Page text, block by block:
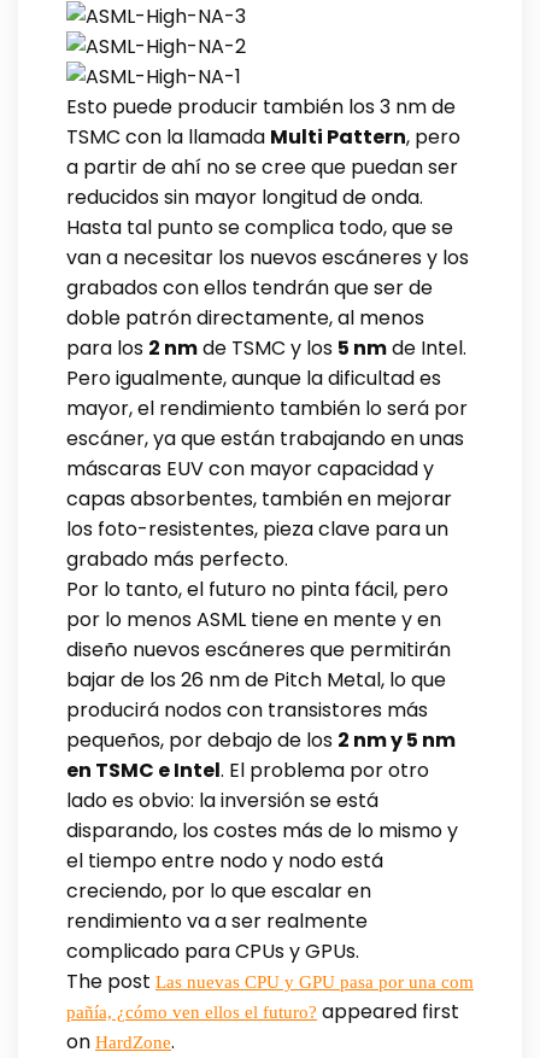
Esto puede producir también los 3 nm de
TSMC con la llamada Multi Pattern, pero
a partir de ahí no se cree que puedan ser
reducidos sin mayor longitud de onda.
Hasta tal punto se complica todo, que se
van a necesitar los nuevos escáneres y los
grabados con ellos tendrán que ser de
doble patrón directamente, al menos
para los 2 nmde TSMC y los 5 nmde Intel.
Pero igualmente, aunque la dificultad es
mayor, el rendimiento también lo será por
escáner, ya que están trabajando en unas
máscaras EUV con mayor capacidad y
capas absorbentes, también en mejorar
los foto-resistentes, pieza clave para un
grabado más perfecto.
Por lo tanto, el futuro no pinta fácil, pero
por lo menos ASML tiene en mente y en
diseño nuevos escáneres que permitirán
bajar de los 26 nm de Pitch Metal, lo que
producirá nodos con transistores más
pequeños, por debajo de los 2 nm y 5 nm
en TSMC e Intel. El problema por otro
lado es obvio: la inversión se está
disparando, los costes más de lo mismo y
el tiempo entre nodo y nodo está
creciendo, por lo que escalar en
rendimiento va a ser realmente
complicado para CPUs y GPUs.
The post Las nuevas CPU y GPU pasa por una com
pañía, ¿cómo ven ellos el futuro? appeared first
on HardZone.